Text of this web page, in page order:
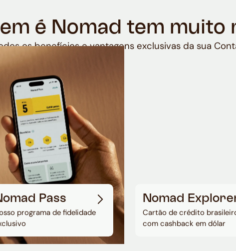
é Nomad tem muito
os benefícios e vantagens exclusivas da sua
Pass
programa de fidelidade
Nomad
Cartão de crédito
com cashback em dólar